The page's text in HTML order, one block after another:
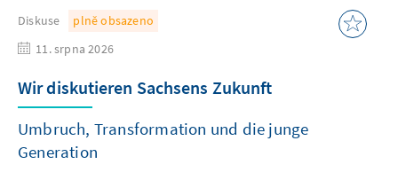
Diskuse
plně obsazeno
11. srpna 2026
Wir diskutieren Sachsens Zukunft
Umbruch, Transformation und die junge
Generation